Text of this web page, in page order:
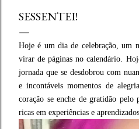
SESSENTEI!
Hoje é um dia de celebração, um
virar de páginas no calendário.
jornada que se desdobrou com
e incontáveis momentos de
coração se enche de gratidão
ricas em experiências e